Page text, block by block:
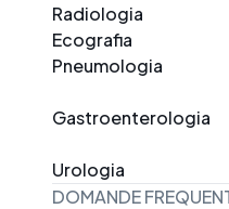
Radiologia
Ecografia
Pneumologia
Gastroenterologia
Urologia
DOMANDE